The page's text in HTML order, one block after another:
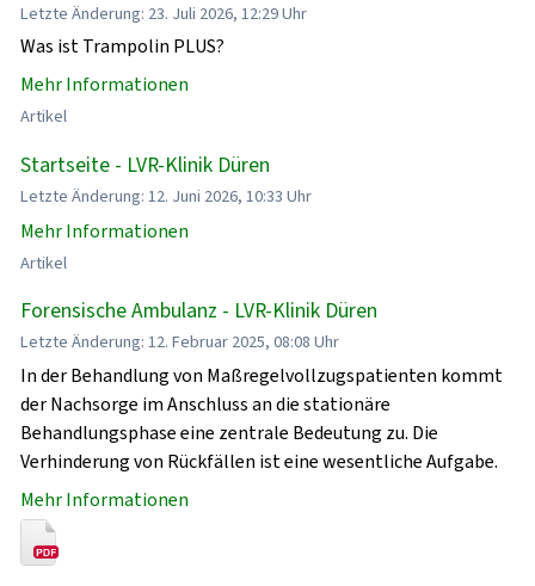
Letzte Änderung: 23. Juli 2026, 12:29 Uhr
Was ist Trampolin PLUS?
Mehr Informationen
Artikel
Startseite - LVR-Klinik Düren
Letzte Änderung: 12. Juni 2026, 10:33 Uhr
Mehr Informationen
Artikel
Forensische Ambulanz - LVR-Klinik Düren
Letzte Änderung: 12. Februar 2025, 08:08 Uhr
In der Behandlung von Maßregelvollzugspatienten kommt
der Nachsorge im Anschluss an die stationäre
Behandlungsphase eine zentrale Bedeutung zu. Die
Verhinderung von Rückfällen ist eine wesentliche Aufgabe.
Mehr Informationen